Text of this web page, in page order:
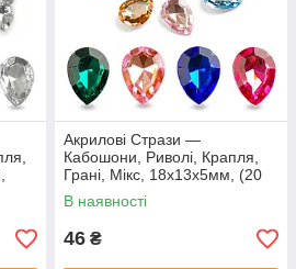
Акрилові Стрази —
Кабошони, Риволі, Крапля,
Грані, Мікс, 18х13х5мм, (20
шт)
В наявності
46 ₴